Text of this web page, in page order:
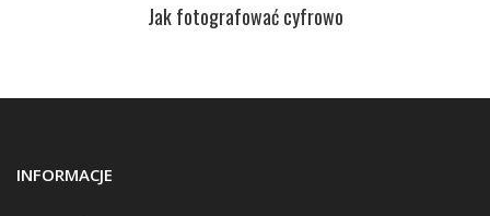
Jak fotografować cyfrowo
INFORMACJE